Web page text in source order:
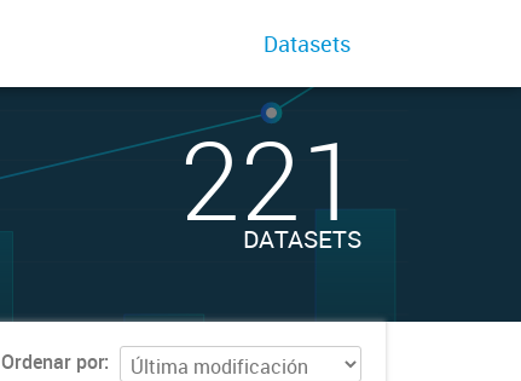
Datasets
221
DATASETS
Ordenar por